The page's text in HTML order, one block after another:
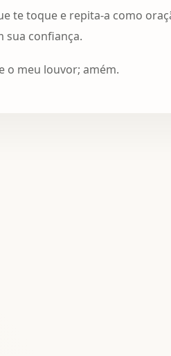
te toque e repita-a como
sua confiança.
o meu louvor; amém.